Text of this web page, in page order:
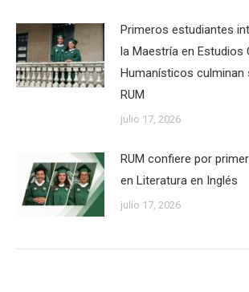
Primeros estudiantes
la Maestría en Estudios
Humanísticos culminan
RUM
julio 17, 2026
RUM confiere por
en Literatura en Inglés
julio 17, 2026